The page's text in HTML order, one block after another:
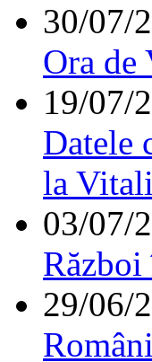
30/07/
Ora
19/07/
Datele
la
03/07/
29/06/